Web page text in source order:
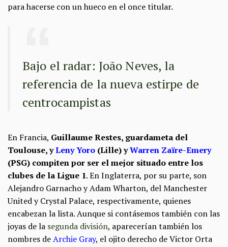
para hacerse con un hueco en el once titular.
Bajo el radar: João Neves, la
referencia de la nueva estirpe de
centrocampistas
En Francia, Guillaume Restes, guardameta del
Toulouse, yLeny Yoro (Lille) yWarren Zaïre-Emery
(PSG) compiten por ser el mejor situado entre los
clubes de la Ligue 1. En Inglaterra, por su parte, son
Alejandro Garnacho y Adam Wharton, del Manchester
United y Crystal Palace, respectivamente, quienes
encabezan la lista. Aunque si contásemos también con las
joyas de la segunda división, aparecerían también los
nombres deArchie Gray, el ojito derecho de Victor Orta